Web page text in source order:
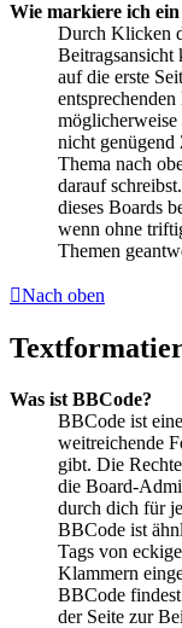
Wie markiere ich ein
Durch Klicken
Beitragsansicht
auf die erste
nicht genügend
Thema nach
darauf
dieses Boards
wenn ohne
Themen
Nach oben
Was ist BBCode?
BBCode ist
weitreichende
gibt. Die
die Board-
durch dich für
BBCode ist
Tags von
Klammern
BBCode
der Seite zur